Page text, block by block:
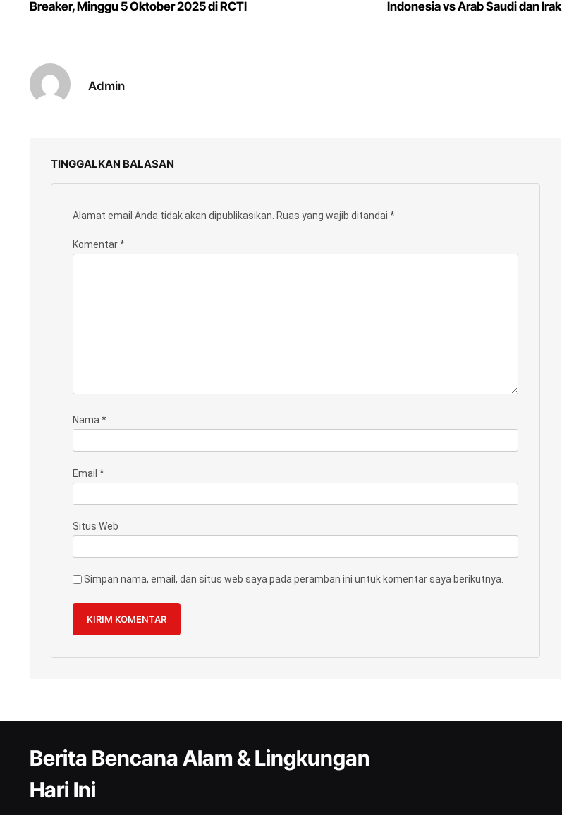
Breaker, Minggu 5 Oktober 2025 di RCTI
Indonesia vs Arab Saudi dan Irak
Admin
TINGGALKAN BALASAN
Alamat email Anda tidak akan dipublikasikan. Ruas yang wajib ditandai *
Komentar*
Nama*
Email *
Situs Web
Simpan nama, email, dan situs web saya pada peramban ini untuk komentar saya berikutnya.
Berita Bencana Alam & Lingkungan
Hari Ini